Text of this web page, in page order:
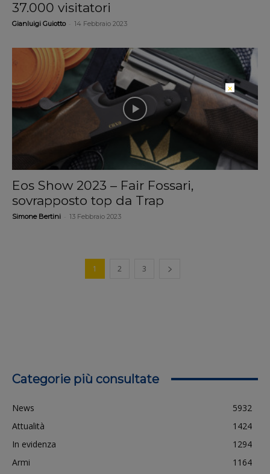
37.000 visitatori
Gianluigi Guiotto 14 Febbraio 2023
Eos Show 2023 – Fair Fossari,
sovrapposto top da Trap
Simone Bertini 13 Febbraio 2023
1 2 3
Categorie più consultate
News
5932
Attualità
1424
In evidenza
1294
Armi
1164
×